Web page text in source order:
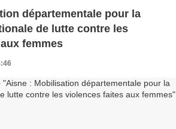
départementale pour la
de lutte contre les
femmes